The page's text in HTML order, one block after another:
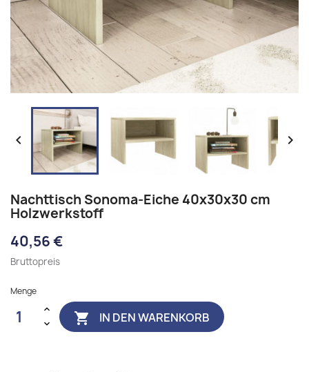
 
Nachttisch Sonoma-Eiche 40x30x30 cm
Holzwerkstoff
40,56 €
Bruttopreis
Menge
 IN DEN WARENKORB